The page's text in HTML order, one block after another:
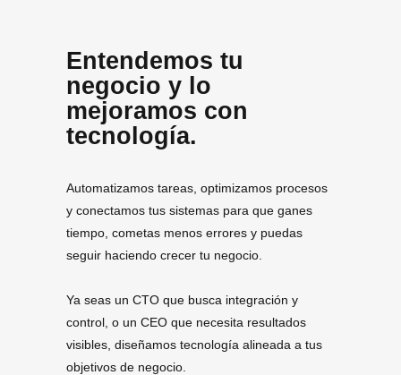
Entendemos tu
negocio y lo
mejoramos con
tecnología.
Automatizamos tareas, optimizamos procesos
y conectamos tus sistemas para que ganes
tiempo, cometas menos errores y puedas
seguir haciendo crecer tu negocio.
Ya seas un CTO que busca integración y
control, o un CEO que necesita resultados
visibles, diseñamos tecnología alineada a tus
objetivos de negocio.